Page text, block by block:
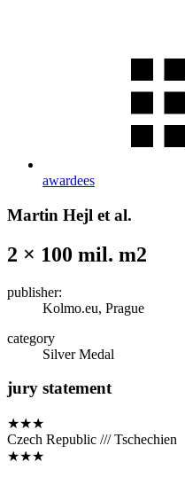
awardees
Martin Hejl et al.
2 × 100 mil. m2
publisher:
Kolmo.eu, Prague
category
Silver Medal
jury statement
★★★
Czech Republic /// Tschechien
★★★